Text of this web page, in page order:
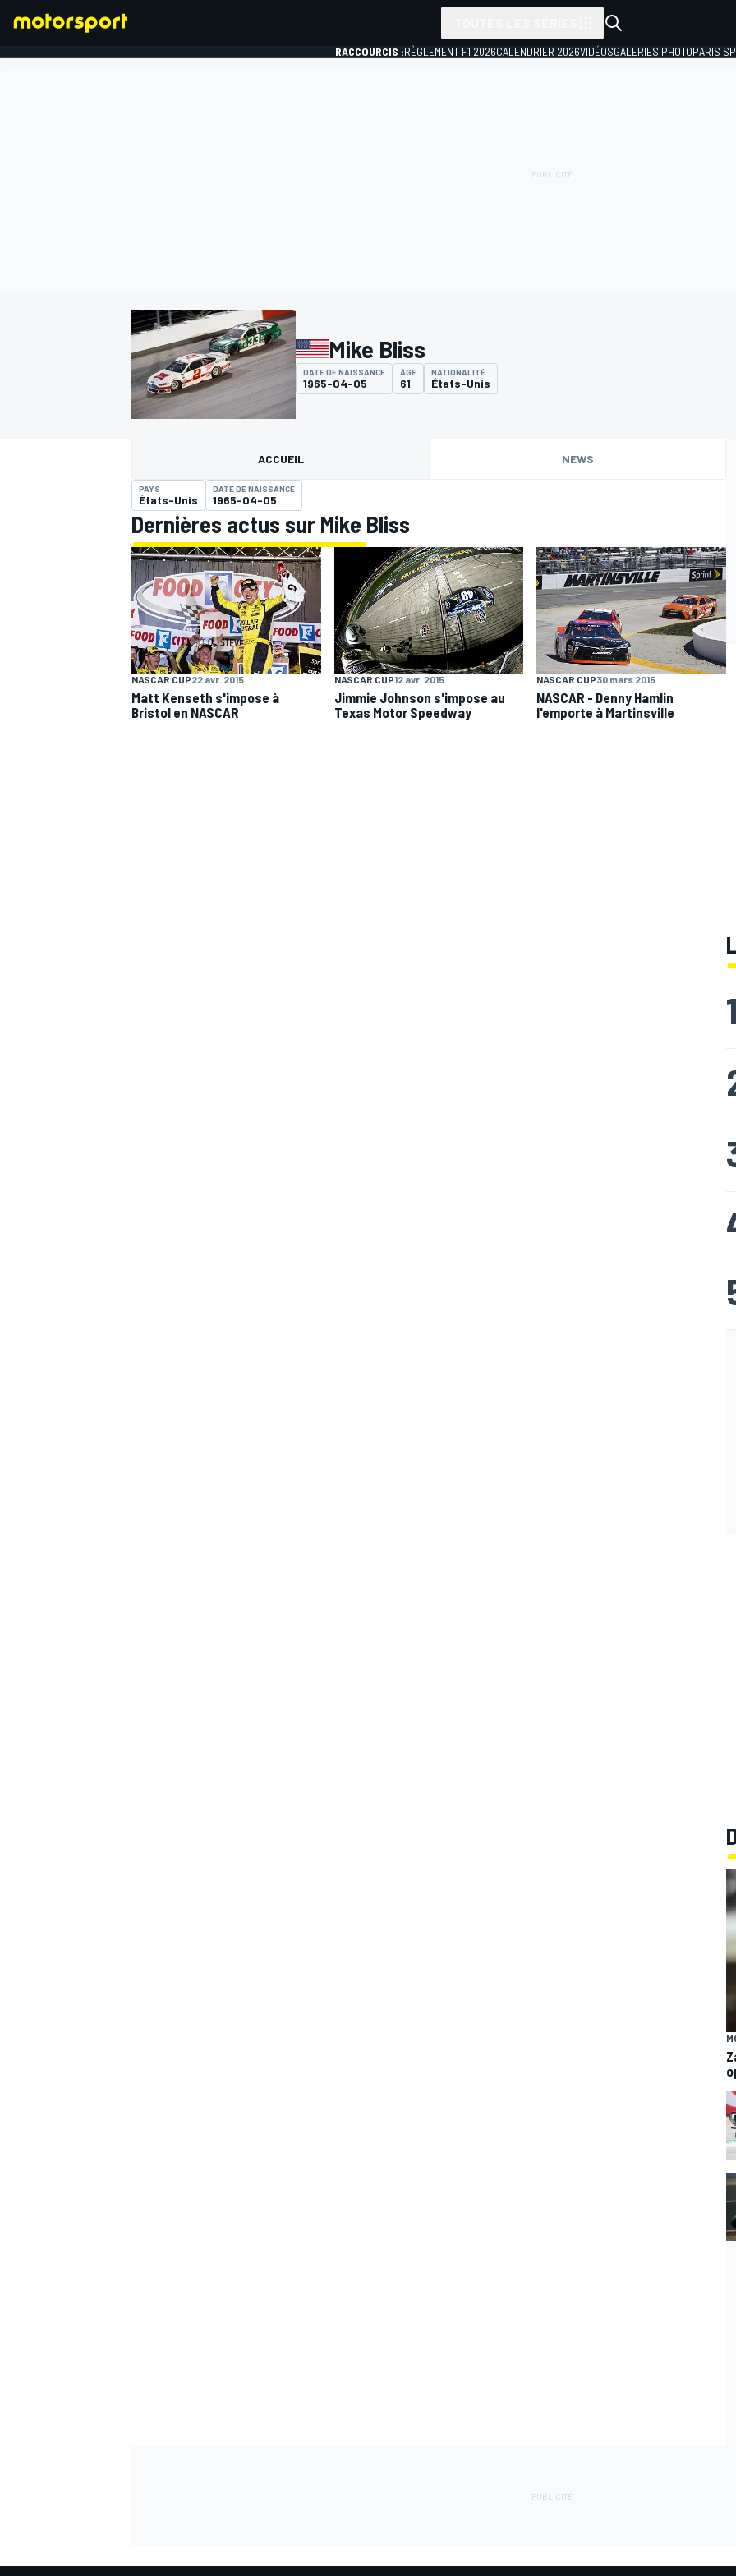
MOTOGP
RACCOURCIS :RÈGLEMENT F1 2026CALENDRIER 2026VIDÉOSGALERIES PHOTOPARIS
Mike Bliss
DATE DE NAISSANCE
1965-04-05
ÂGE
61
NATIONALITÉ
États-Unis
ACCUEIL NEWS
PAYS
États-Unis
DATE DE NAISSANCE
1965-04-05
Dernières actus sur Mike Bliss
NASCAR CUP22 avr. 2015
Matt Kenseth s'impose à
Bristol en NASCAR
NASCAR CUP12 avr. 2015
Jimmie Johnson s'impose au
Texas Motor Speedway
NASCAR CUP30 mars 2015
NASCAR - Denny Hamlin
l'emporte à Martinsville
1